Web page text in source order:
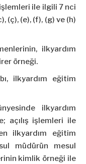
ile ilgili 7 nci
(ç), (e), (f), (g) ve (h)
ilkyardım
örneği.
ilkyardım eğitim
ilkyardım
açılış işlemleri ile
ilkyardım eğitim
müdürün mesul
kimlik örneği ile